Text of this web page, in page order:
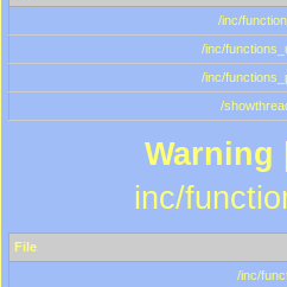
/inc/
/inc/
/inc/
/
Warning
inc/
File
/inc/